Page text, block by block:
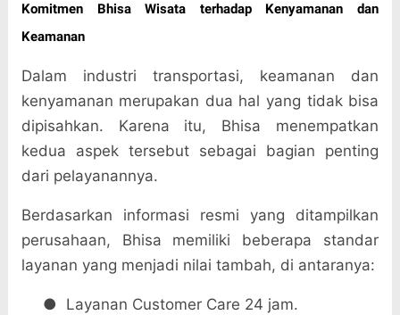
Komitmen Bhisa Wisata terhadap Kenyamanan dan
Keamanan
Dalam industri transportasi, keamanan dan
kenyamanan merupakan dua hal yang tidak bisa
dipisahkan. Karena itu, Bhisa menempatkan
kedua aspek tersebut sebagai bagian penting
dari pelayanannya.
Berdasarkan informasi resmi yang ditampilkan
perusahaan, Bhisa memiliki beberapa standar
layanan yang menjadi nilai tambah, di antaranya:
● Layanan Customer Care 24 jam.